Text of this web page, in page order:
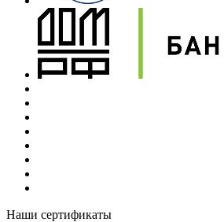
Наши сертификаты